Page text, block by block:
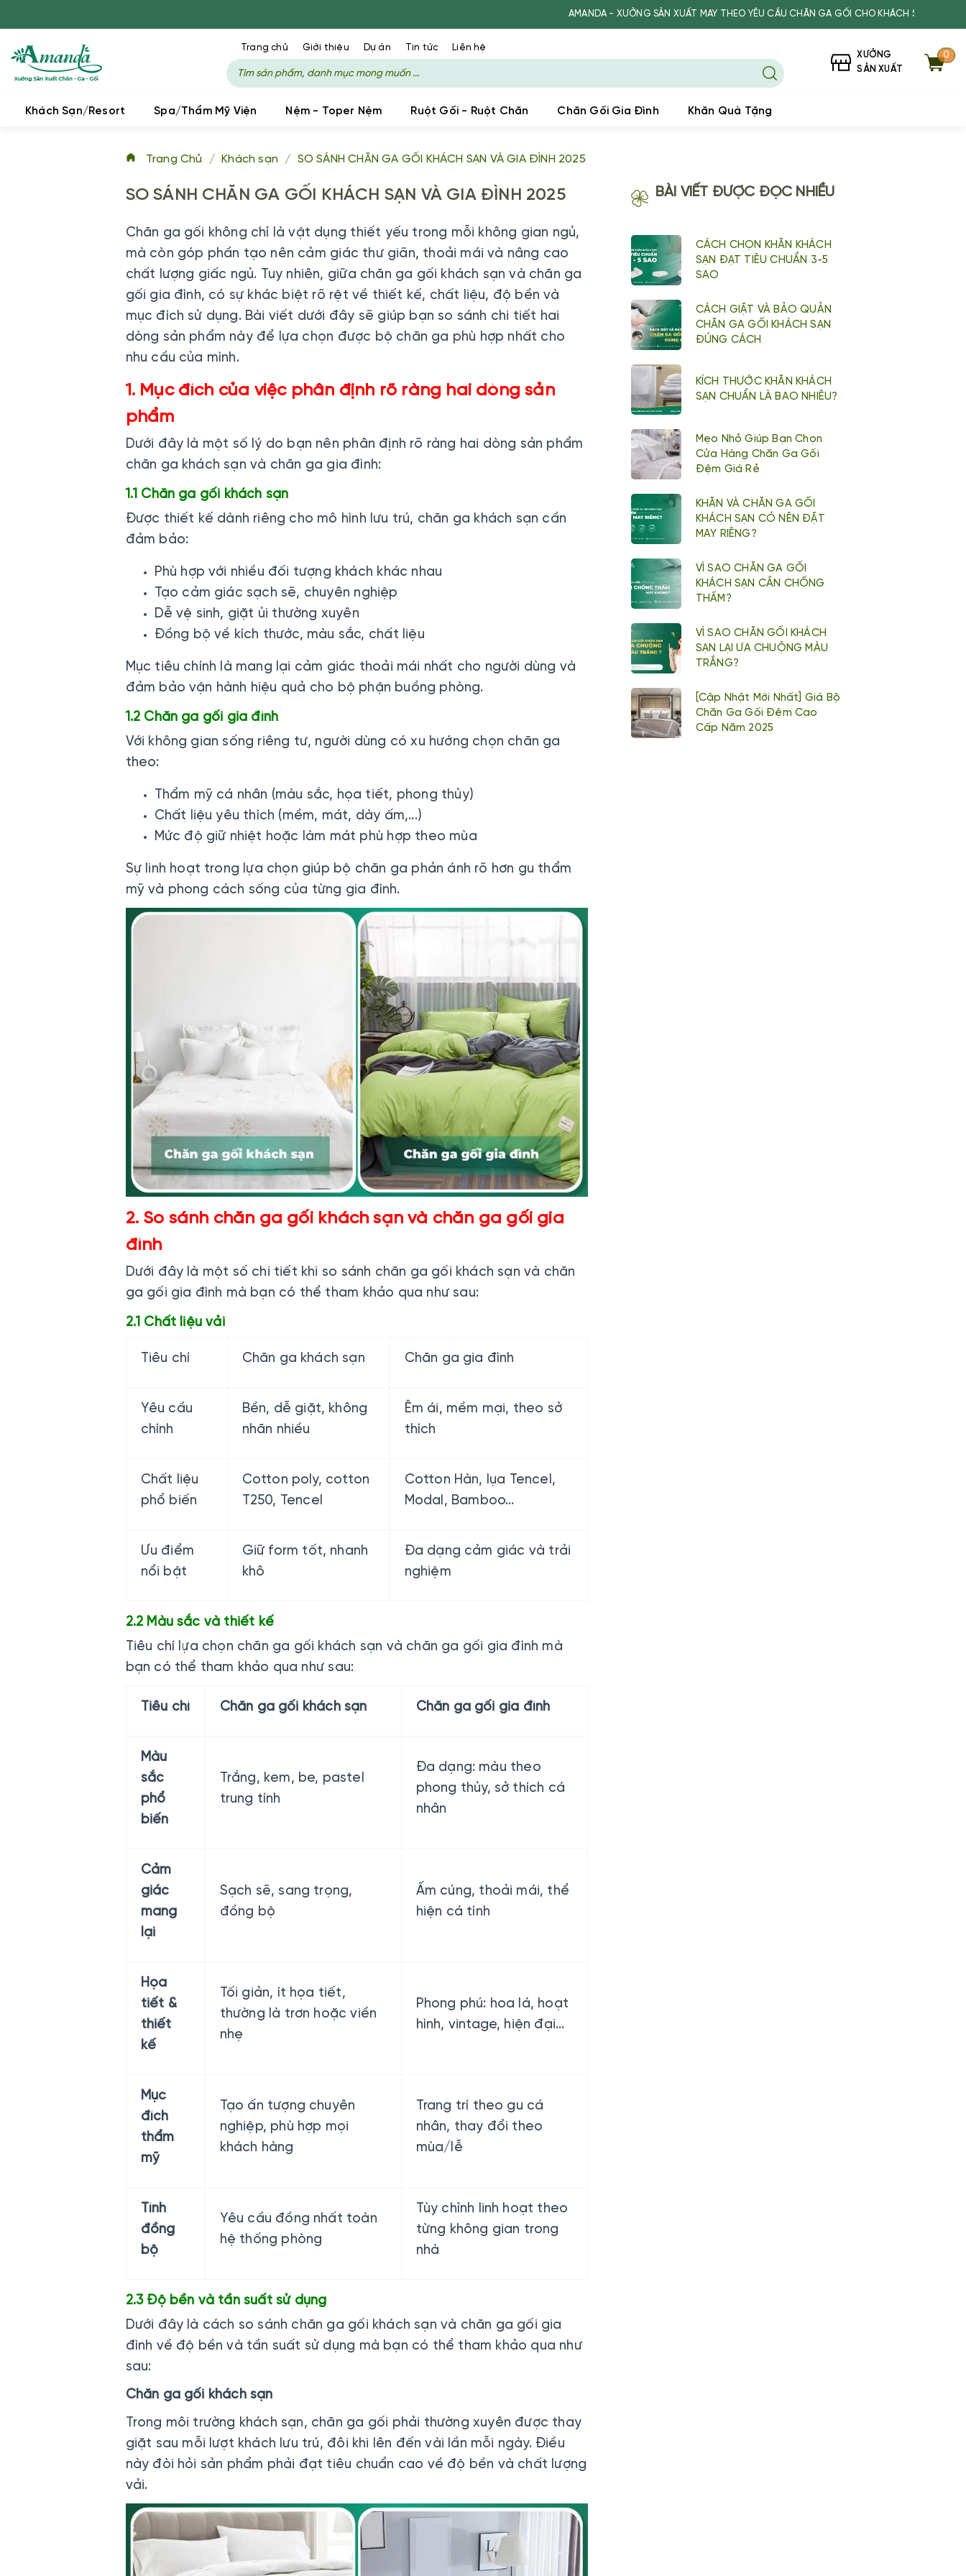
AMANDA - XƯỞNG SẢN XUẤT MAY THEO YÊU CẦU CHĂN GA GỐI CHO KHÁCH SẠN, SPA, TRƯỜNG HỌC
Trang chủ Giới thiệu Dự án Tin tức Liên hệ
XƯỞNG
SẢN XUẤT
0
Khách Sạn/Resort Spa/Thẩm Mỹ Viện Nệm - Toper Nệm Ruột Gối - Ruột Chăn Chăn Gối Gia Đình Khăn Quà Tặng
Trang Chủ / Khách sạn / SO SÁNH CHĂN GA GỐI KHÁCH SẠN VÀ GIA ĐÌNH 2025
SO SÁNH CHĂN GA GỐI KHÁCH SẠN VÀ GIA ĐÌNH 2025
Chăn ga gối không chỉ là vật dụng thiết yếu trong mỗi không gian ngủ,
mà còn góp phần tạo nên cảm giác thư giãn, thoải mái và nâng cao
chất lượng giấc ngủ. Tuy nhiên, giữa chăn ga gối khách sạn và chăn ga
gối gia đình, có sự khác biệt rõ rệt về thiết kế, chất liệu, độ bền và
mục đích sử dụng. Bài viết dưới đây sẽ giúp bạn so sánh chi tiết hai
dòng sản phẩm này để lựa chọn được bộ chăn ga phù hợp nhất cho
nhu cầu của mình.
1. Mục đích của việc phân định rõ ràng hai dòng sản
phẩm
Dưới đây là một số lý do bạn nên phân định rõ ràng hai dòng sản phẩm
chăn ga khách sạn và chăn ga gia đình:
1.1 Chăn ga gối khách sạn
Được thiết kế dành riêng cho mô hình lưu trú, chăn ga khách sạn cần
đảm bảo:
Phù hợp với nhiều đối tượng khách khác nhau
Tạo cảm giác sạch sẽ, chuyên nghiệp
Dễ vệ sinh, giặt ủi thường xuyên
Đồng bộ về kích thước, màu sắc, chất liệu
Mục tiêu chính là mang lại cảm giác thoải mái nhất cho người dùng và
đảm bảo vận hành hiệu quả cho bộ phận buồng phòng.
1.2 Chăn ga gối gia đình
Với không gian sống riêng tư, người dùng có xu hướng chọn chăn ga
theo:
Thẩm mỹ cá nhân (màu sắc, họa tiết, phong thủy)
Chất liệu yêu thích (mềm, mát, dày ấm,...)
Mức độ giữ nhiệt hoặc làm mát phù hợp theo mùa
Sự linh hoạt trong lựa chọn giúp bộ chăn ga phản ánh rõ hơn gu thẩm
mỹ và phong cách sống của từng gia đình.
2. So sánh chăn ga gối khách sạn và chăn ga gối gia
đình
Dưới đây là một số chi tiết khi so sánh chăn ga gối khách sạn và chăn
ga gối gia đình mà bạn có thể tham khảo qua như sau:
2.1 Chất liệu vải
Tiêu chí Chăn ga khách sạn Chăn ga gia đình
Yêu cầu
chính
Bền, dễ giặt, không
nhăn nhiều
Êm ái, mềm mại, theo sở
thích
Chất liệu
phổ biến
Cotton poly, cotton
T250, Tencel
Cotton Hàn, lụa Tencel,
Modal, Bamboo...
Ưu điểm
nổi bật
Giữ form tốt, nhanh
khô
Đa dạng cảm giác và trải
nghiệm
2.2 Màu sắc và thiết kế
Tiêu chí lựa chọn chăn ga gối khách sạn và chăn ga gối gia đình mà
bạn có thể tham khảo qua như sau:
Tiêu chí Chăn ga gối khách sạn Chăn ga gối gia đình
Màu
sắc
phổ
biến
Trắng, kem, be, pastel
trung tính
Đa dạng: màu theo
phong thủy, sở thích cá
nhân
Cảm
giác
mang
lại
Sạch sẽ, sang trọng,
đồng bộ
Ấm cúng, thoải mái, thể
hiện cá tính
Họa
tiết &
thiết
kế
Tối giản, ít họa tiết,
thường là trơn hoặc viền
nhẹ
Phong phú: hoa lá, hoạt
hình, vintage, hiện đại...
Mục
đích
thẩm
mỹ
Tạo ấn tượng chuyên
nghiệp, phù hợp mọi
khách hàng
Trang trí theo gu cá
nhân, thay đổi theo
mùa/lễ
Tính
đồng
bộ
Yêu cầu đồng nhất toàn
hệ thống phòng
Tùy chỉnh linh hoạt theo
từng không gian trong
nhà
2.3 Độ bền và tần suất sử dụng
Dưới đây là cách so sánh chăn ga gối khách sạn và chăn ga gối gia
đình về độ bền và tần suất sử dụng mà bạn có thể tham khảo qua như
sau:
Chăn ga gối khách sạn
Trong môi trường khách sạn, chăn ga gối phải thường xuyên được thay
giặt sau mỗi lượt khách lưu trú, đôi khi lên đến vài lần mỗi ngày. Điều
này đòi hỏi sản phẩm phải đạt tiêu chuẩn cao về độ bền và chất lượng
vải.
BÀI VIẾT ĐƯỢC ĐỌC NHIỀU
CÁCH CHỌN KHĂN KHÁCH
SẠN ĐẠT TIÊU CHUẨN 3-5
SAO
CÁCH GIẶT VÀ BẢO QUẢN
CHĂN GA GỐI KHÁCH SẠN
ĐÚNG CÁCH
KÍCH THƯỚC KHĂN KHÁCH
SẠN CHUẨN LÀ BAO NHIÊU?
Mẹo Nhỏ Giúp Bạn Chọn
Cửa Hàng Chăn Ga Gối
Đệm Giá Rẻ
KHĂN VÀ CHĂN GA GỐI
KHÁCH SẠN CÓ NÊN ĐẶT
MAY RIÊNG?
VÌ SAO CHĂN GA GỐI
KHÁCH SẠN CẦN CHỐNG
THẤM?
VÌ SAO CHĂN GỐI KHÁCH
SẠN LẠI ƯA CHUỘNG MÀU
TRẮNG?
[Cập Nhật Mới Nhất] Giá Bộ
Chăn Ga Gối Đệm Cao
Cấp Năm 2025